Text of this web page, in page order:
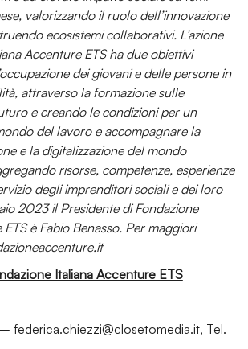
valorizzando il ruolo dell’innovazione
ecosistemi collaborativi. L’azione
Accenture ETS ha due obiettivi
dei giovani e delle persone in
attraverso la formazione sulle
e creando le condizioni per un
del lavoro e accompagnare la
e la digitalizzazione del mondo
risorse, competenze, esperienze
degli imprenditori sociali e dei loro
2023 il Presidente di Fondazione
è Fabio Benasso. Per maggiori
Italiana Accenture ETS
federica.chiezzi@closetomedia.it, Tel.